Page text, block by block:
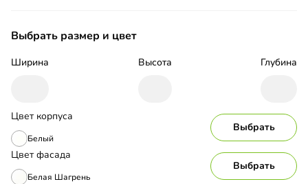
Выбрать размер и цвет
Ширина Высота Глубина
Цвет корпуса
Белый
Выбрать
Цвет фасада
Белая Шагрень
Выбрать